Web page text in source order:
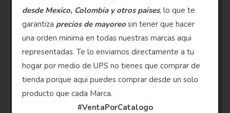
desde Mexico, Colombia y otros paises, lo que te
garantiza precios de mayoreo sin tener que hacer
una orden minima en todas nuestras marcas aqui
representadas. Te lo enviamos directamente a tu
hogar por medio de UPS no tienes que comprar de
tienda porque aqui puedes comprar desde un solo
producto que cada Marca.
#VentaPorCatalogo